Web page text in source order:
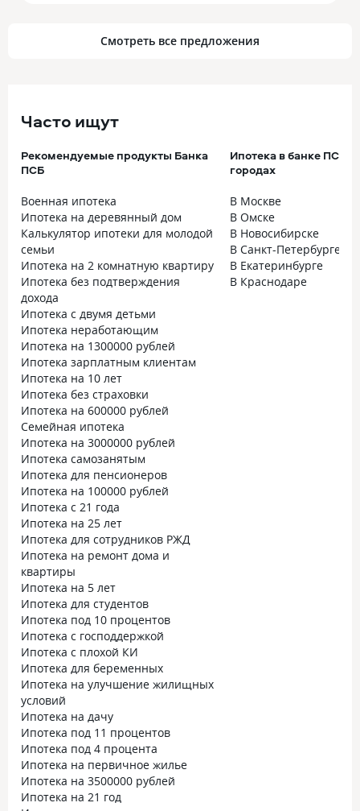
Смотреть все предложения
Часто ищут
Рекомендуемые продукты Банка
ПСБ
Военная ипотека
Ипотека на деревянный дом
Калькулятор ипотеки для молодой
семьи
Ипотека на 2 комнатную квартиру
Ипотека без подтверждения
дохода
Ипотека с двумя детьми
Ипотека неработающим
Ипотека на 1300000 рублей
Ипотека зарплатным клиентам
Ипотека на 10 лет
Ипотека без страховки
Ипотека на 600000 рублей
Семейная ипотека
Ипотека на 3000000 рублей
Ипотека самозанятым
Ипотека для пенсионеров
Ипотека на 100000 рублей
Ипотека с 21 года
Ипотека на 25 лет
Ипотека для сотрудников РЖД
Ипотека на ремонт дома и
квартиры
Ипотека на 5 лет
Ипотека для студентов
Ипотека под 10 процентов
Ипотека с господдержкой
Ипотека с плохой КИ
Ипотека для беременных
Ипотека на улучшение жилищных
условий
Ипотека на дачу
Ипотека под 11 процентов
Ипотека под 4 процента
Ипотека на первичное жилье
Ипотека на 3500000 рублей
Ипотека на 21 год
Ипотека в банке ПСБ
городах
В Москве
В Омске
В Новосибирске
В Санкт-Петербурге
В Екатеринбурге
В Краснодаре